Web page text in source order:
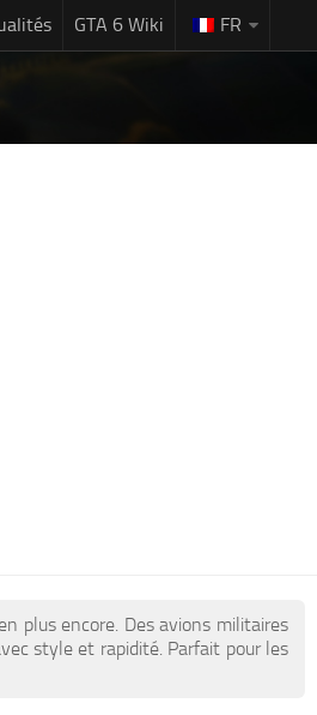
GTA 6 Wiki FR
plus encore. Des avions militaires
style et rapidité. Parfait pour les